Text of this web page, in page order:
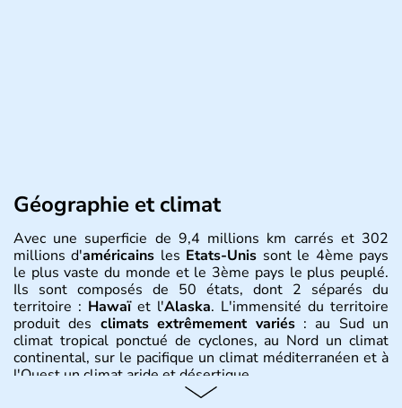
Géographie et climat
Avec une superficie de 9,4 millions km carrés et 302
millions d'américains les Etats-Unis sont le 4ème pays
le plus vaste du monde et le 3ème pays le plus peuplé.
Ils sont composés de 50 états, dont 2 séparés du
territoire : Hawaïet l'Alaska. L'immensité du territoire
produit des climats extrêmement variés: au Sud un
climat tropical ponctué de cyclones, au Nord un climat
continental, sur le pacifique un climat méditerranéen et à
l'Ouest un climat aride et désertique.